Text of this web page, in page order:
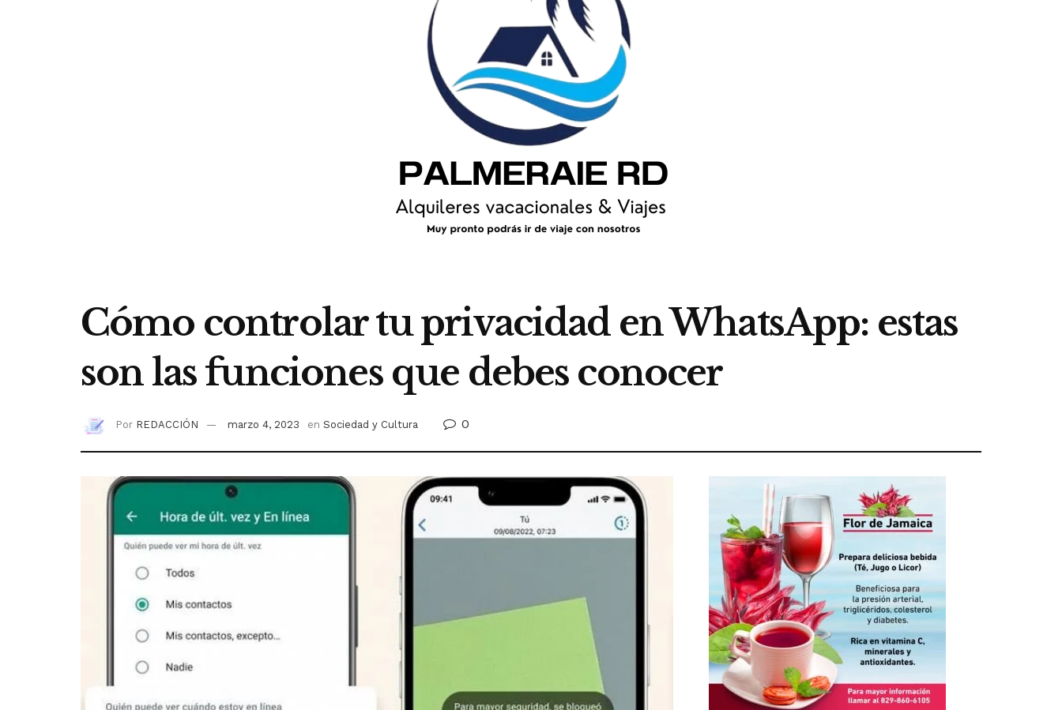
Cómo controlar tu privacidad en WhatsApp: estas
son las funciones que debes conocer
Por REDACCIÓN marzo 4, 2023 en Sociedad y Cultura 0